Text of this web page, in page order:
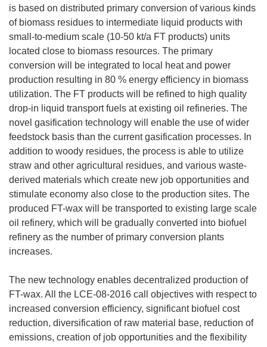
is based on distributed primary conversion of various kinds
of biomass residues to intermediate liquid products with
small-to-medium scale (10-50 kt/a FT products) units
located close to biomass resources. The primary
conversion will be integrated to local heat and power
production resulting in 80 % energy efficiency in biomass
utilization. The FT products will be refined to high quality
drop-in liquid transport fuels at existing oil refineries. The
novel gasification technology will enable the use of wider
feedstock basis than the current gasification processes. In
addition to woody residues, the process is able to utilize
straw and other agricultural residues, and various waste-
derived materials which create new job opportunities and
stimulate economy also close to the production sites. The
produced FT-wax will be transported to existing large scale
oil refinery, which will be gradually converted into biofuel
refinery as the number of primary conversion plants
increases.
The new technology enables decentralized production of
FT-wax. All the LCE-08-2016 call objectives with respect to
increased conversion efficiency, significant biofuel cost
reduction, diversification of raw material base, reduction of
emissions, creation of job opportunities and the flexibility